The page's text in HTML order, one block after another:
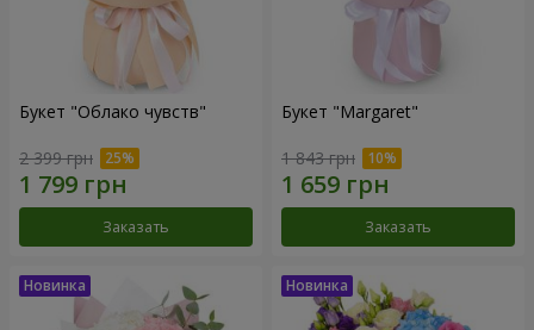
Букет "Облако чувств"
2 399 грн
Заказать
Букет "Margaret"
1 843 грн
Заказать